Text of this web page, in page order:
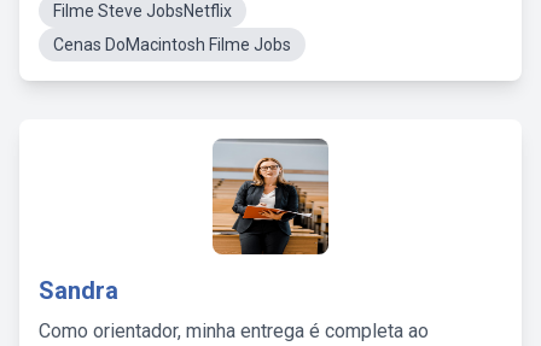
Filme Steve JobsNetflix
Cenas DoMacintosh Filme Jobs
Sandra
Como orientador, minha entrega é completa ao